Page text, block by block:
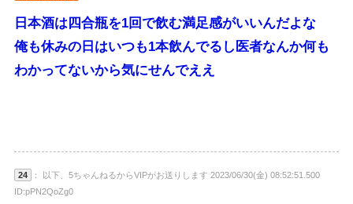
日本酒は四合瓶を1回で飲む満足感がいいんだよな
俺も休みの日はいつも1本飲んでるし医者なんか何も
わかってないから気にせんでええ
24
： 以下、5ちゃんねるからVIPがお送りします 2023/06/30(金) 08:52:51.500
ID:pPN2QoZg0